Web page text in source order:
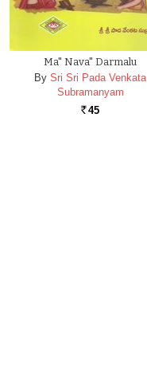
Ma" Nava" Darmalu
By Sri Sri Pada Venkata
Subramanyam
Rs. 45